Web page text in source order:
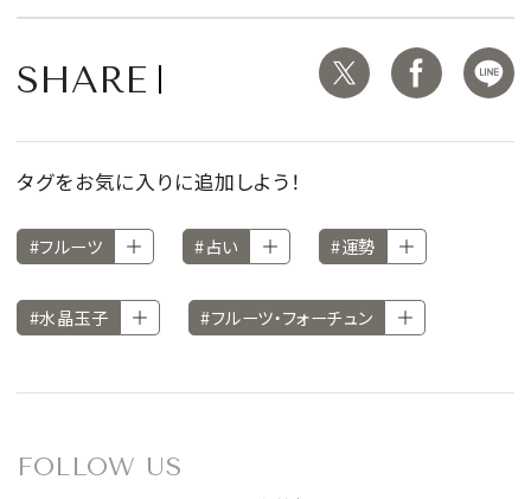
SHARE
タグをお気に入りに追加しよう！
#フルーツ #占い #運勢
#水晶玉子 #フルーツ・フォーチュン
FOLLOW US